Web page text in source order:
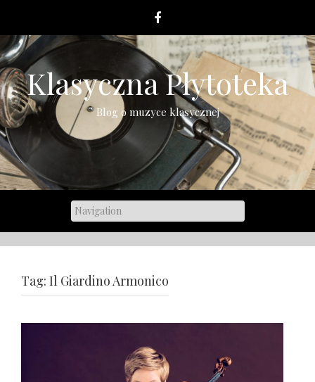
content
Klasyczna Płytoteka
Blog o muzyce klasycznej
Tag: Il Giardino Armonico